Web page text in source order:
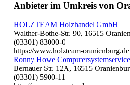
Anbieter im Umkreis von
HOLZTEAM Holzhandel GmbH
Walther-Bothe-Str. 90, 16515
(03301) 83000-0
https://www.holzteam-oranienburg.de
Ronny Howe Computersystemservice
Bernauer Str. 12A, 16515
(03301) 5900-11